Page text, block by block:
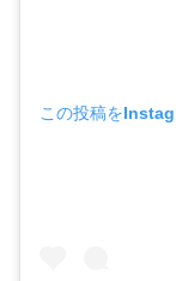
この投稿を